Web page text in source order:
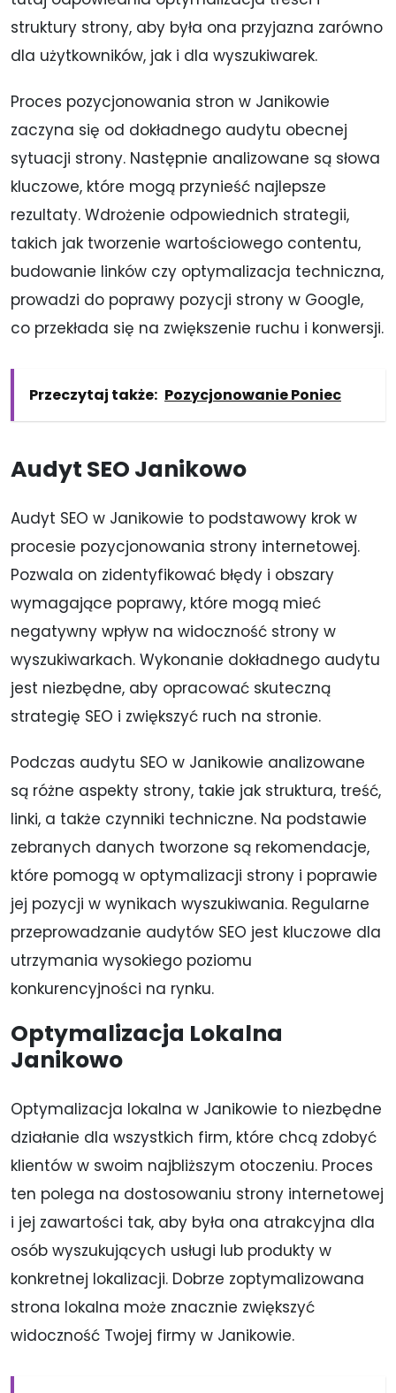
struktury strony, aby była ona przyjazna zarówno
dla użytkowników, jak i dla wyszukiwarek.
Proces pozycjonowania stron w Janikowie
zaczyna się od dokładnego audytu obecnej
sytuacji strony. Następnie analizowane są słowa
kluczowe, które mogą przynieść najlepsze
rezultaty. Wdrożenie odpowiednich strategii,
takich jak tworzenie wartościowego contentu,
budowanie linków czy optymalizacja techniczna,
prowadzi do poprawy pozycji strony w Google,
co przekłada się na zwiększenie ruchu i konwersji.
Przeczytaj także: Pozycjonowanie Poniec
Audyt SEO Janikowo
Audyt SEO w Janikowie to podstawowy krok w
procesie pozycjonowania strony internetowej.
Pozwala on zidentyfikować błędy i obszary
wymagające poprawy, które mogą mieć
negatywny wpływ na widoczność strony w
wyszukiwarkach. Wykonanie dokładnego audytu
jest niezbędne, aby opracować skuteczną
strategię SEO i zwiększyć ruch na stronie.
Podczas audytu SEO w Janikowie analizowane
są różne aspekty strony, takie jak struktura, treść,
linki, a także czynniki techniczne. Na podstawie
zebranych danych tworzone są rekomendacje,
które pomogą w optymalizacji strony i poprawie
jej pozycji w wynikach wyszukiwania. Regularne
przeprowadzanie audytów SEO jest kluczowe dla
utrzymania wysokiego poziomu
konkurencyjności na rynku.
Optymalizacja Lokalna
Janikowo
Optymalizacja lokalna w Janikowie to niezbędne
działanie dla wszystkich firm, które chcą zdobyć
klientów w swoim najbliższym otoczeniu. Proces
ten polega na dostosowaniu strony internetowej
i jej zawartości tak, aby była ona atrakcyjna dla
osób wyszukujących usługi lub produkty w
konkretnej lokalizacji. Dobrze zoptymalizowana
strona lokalna może znacznie zwiększyć
widoczność Twojej firmy w Janikowie.